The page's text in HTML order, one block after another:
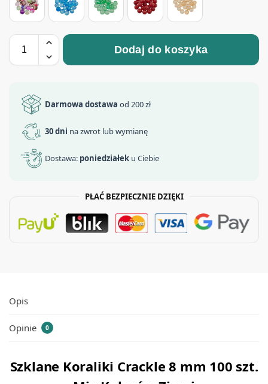
Dodaj do koszyka
Darmowa dostawa od 200 zł
30 dni na zwrot lub wymianę
Dostawa: poniedziałek u Ciebie
PŁAĆ BEZPIECZNIE DZIĘKI
Opis
Opinie 0
Szklane Koraliki Crackle 8 mm 100 szt.